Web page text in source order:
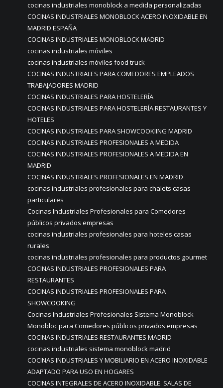
cocinas industriales monoblock a medida personalizadas
COCINAS INDUSTRIALES MONOBLOCK ACERO INOXIDABLE EN
MADRID ESPAÑA
COCINAS INDUSTRIALES MONOBLOCK MADRID
cocinas industriales móviles
cocinas industriales móviles food truck
COCINAS INDUSTRIALES PARA COMEDORES EMPLEADOS
TRABAJADORES MADRID
COCINAS INDUSTRIALES PARA HOSTELERÍA
COCINAS INDUSTRIALES PARA HOSTELERÍA RESTAURANTES Y
HOTELES
COCINAS INDUSTRIALES PARA SHOWCOOKIING MADRID
COCINAS INDUSTRIALES PROFESIONALES A MEDIDA
COCINAS INDUSTRIALES PROFESIONALES A MEDIDA EN
MADRID
COCINAS INDUSTRIALES PROFESIONALES EN MADRID
cocinas industriales profesionales para chalets casas
particulares
Cocinas Industriales Profesionales para Comedores
públicos privados empresas
cocinas industriales profesionales para hoteles casas
rurales
cocinas industriales profesionales para productos gourmet
COCINAS INDUSTRIALES PROFESIONALES PARA
RESTAURANTES
COCINAS INDUSTRIALES PROFESIONALES PARA
SHOWCOOKING
Cocinas Industriales Profesionales Sistema Monoblock
Monobloc para Comedores públicos privados empresas
COCINAS INDUSTRIALES RESTAURANTES MADRID
cocinas industriales sistema monoblock madrid
COCINAS INDUSTRIALES Y MOBILIARIO EN ACERO INOXIDABLE
ADAPTADO PARA USO EN HOGARES
COCINAS INTEGRALES DE ACERO INOXIDABLE. SALAS DE